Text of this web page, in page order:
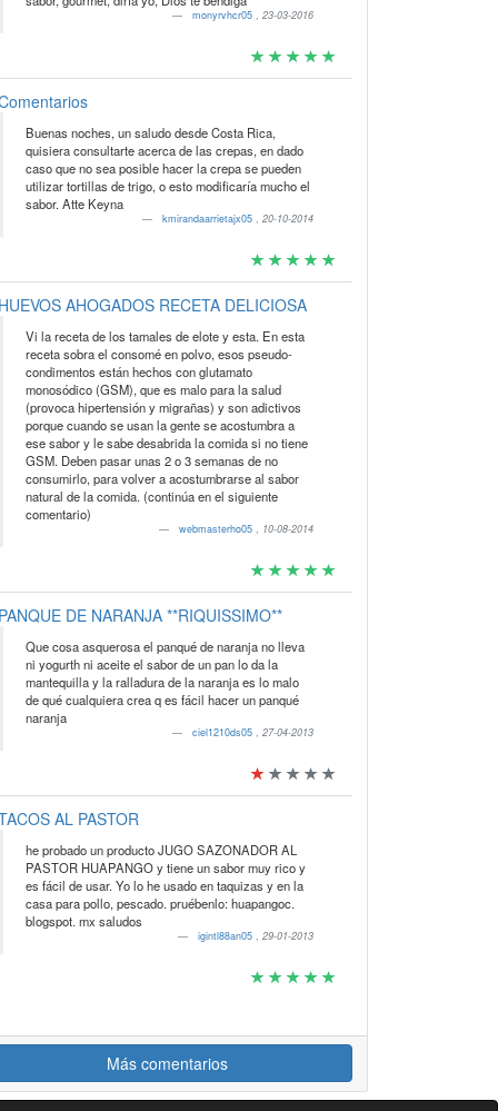
monyrvhcr05,23-03-2016
Buenas noches, un saludo desde Costa Rica,
quisiera consultarte acerca de las crepas, en dado
caso que no sea posible hacer la crepa se pueden
utilizar tortillas de trigo, o esto modificaría mucho el
sabor. Atte Keyna
kmirandaarrietajx05,20-10-2014
HUEVOS AHOGADOS RECETA DELICIOSA
Vi la receta de los tamales de elote y esta. En esta
receta sobra el consomé en polvo, esos pseudo-
condimentos están hechos con glutamato
monosódico (GSM), que es malo para la salud
(provoca hipertensión y migrañas) y son adictivos
porque cuando se usan la gente se acostumbra a
ese sabor y le sabe desabrida la comida si no tiene
GSM. Deben pasar unas 2 o 3 semanas de no
consumirlo, para volver a acostumbrarse al sabor
natural de la comida. (continúa en el siguiente
comentario)
webmasterho05, 10-08-2014
PANQUE DE NARANJA **RIQUISSIMO**
Que cosa asquerosa el panqué de naranja no lleva
ni yogurth ni aceite el sabor de un pan lo da la
mantequilla y la ralladura de la naranja es lo malo
de qué cualquiera crea q es fácil hacer un panqué
naranja
ciel1210ds05,27-04-2013
AL PASTOR
he probado un producto JUGO SAZONADOR AL
PASTOR HUAPANGO y tiene un sabor muy rico y
es fácil de usar. Yo lo he usado en taquizas y en la
casa para pollo, pescado. pruébenlo: huapangoc.
blogspot. mx saludos
igintl88an05,29-01-2013
Más comentarios